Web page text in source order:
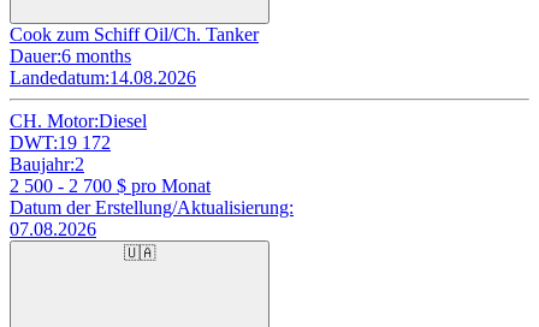
Cook zum Schiff Oil/Ch. Tanker
Dauer:6 months
Landedatum:14.08.2026
CH. Motor:Diesel
DWT:19 172
Baujahr:2
2 500 - 2 700 $ pro Monat
Datum der Erstellung/Aktualisierung:
07.08.2026
🇺🇦